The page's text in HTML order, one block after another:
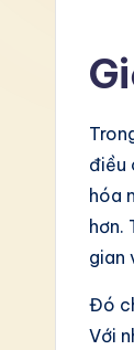
m
điều
hóa
hơn.
gian
Đó
Với